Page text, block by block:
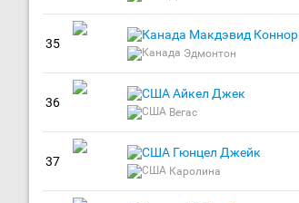
35
Макдэвид Коннор
Эдмонтон
36
Айкел Джек
Вегас
37
Гюнцел Джейк
Каролина